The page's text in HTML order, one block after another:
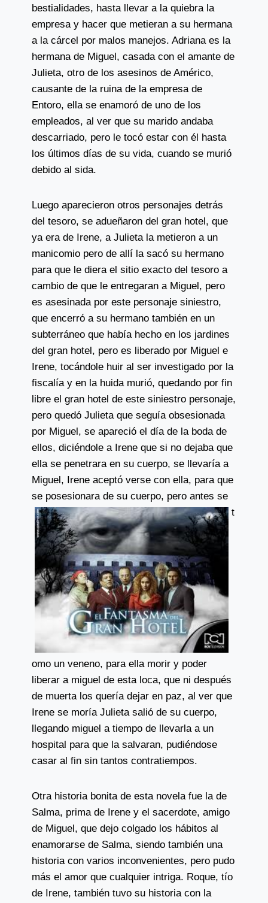
bestialidades, hasta llevar a la quiebra la
empresa y hacer que metieran a su hermana
a la cárcel por malos manejos. Adriana es la
hermana de Miguel, casada con el amante de
Julieta, otro de los asesinos de Américo,
causante de la ruina de la empresa de
Entoro, ella se enamoró de uno de los
empleados, al ver que su marido andaba
descarriado, pero le tocó estar con él hasta
los últimos días de su vida, cuando se murió
debido al sida.
Luego aparecieron otros personajes detrás
del tesoro, se adueñaron del gran hotel, que
ya era de Irene, a Julieta la metieron a un
manicomio pero de allí la sacó su hermano
para que le diera el sitio exacto del tesoro a
cambio de que le entregaran a Miguel, pero
es asesinada por este personaje siniestro,
que encerró a su hermano también en un
subterráneo que había hecho en los jardines
del gran hotel, pero es liberado por Miguel e
Irene, tocándole huir al ser investigado por la
fiscalía y en la huida murió, quedando por fin
libre el gran hotel de este siniestro personaje,
pero quedó Julieta que seguía obsesionada
por Miguel, se apareció el día de la boda de
ellos, diciéndole a Irene que si no dejaba que
ella se penetrara en su cuerpo, se llevaría a
Miguel, Irene aceptó verse con ella, para que
se posesionara de su cuerpo, pero antes se
t
omo un veneno, para ella morir y poder
liberar a miguel de esta loca, que ni después
de muerta los quería dejar en paz, al ver que
Irene se moría Julieta salió de su cuerpo,
llegando miguel a tiempo de llevarla a un
hospital para que la salvaran, pudiéndose
casar al fin sin tantos contratiempos.
Otra historia bonita de esta novela fue la de
Salma, prima de Irene y el sacerdote, amigo
de Miguel, que dejo colgado los hábitos al
enamorarse de Salma, siendo también una
historia con varios inconvenientes, pero pudo
más el amor que cualquier intriga. Roque, tío
de Irene, también tuvo su historia con la